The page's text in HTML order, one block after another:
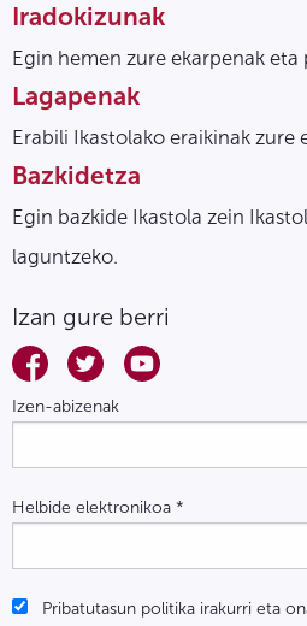
Iradokizunak
Egin hemen zure ekarpenak eta
Lagapenak
Erabili Ikastolako eraikinak zure
Bazkidetza
Egin bazkide Ikastola zein
laguntzeko.
Izan gure berri
Izen-abizenak
Helbide elektronikoa *
Pribatutasun politika irakurri eta